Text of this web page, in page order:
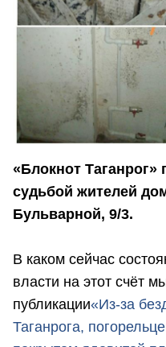
«Блокнот Таганрог»
судьбой жителей
Бульварной, 9/3.
В каком сейчас
власти на этот счёт
публикации«Из-за
Таганрога,